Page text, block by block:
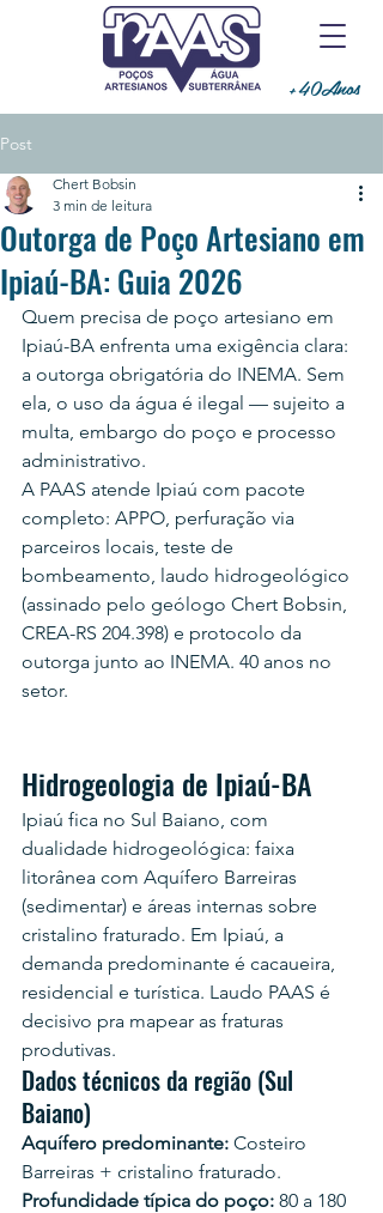
+40Anos
Post
Outorga de Poço Artesiano em
Ipiaú-BA: Guia 2026
Chert Bobsin
3 min de leitura
Quem precisa de poço artesiano em
Ipiaú-BA enfrenta uma exigência clara:
a outorga obrigatória do INEMA. Sem
ela, o uso da água é ilegal — sujeito a
multa, embargo do poço e processo
administrativo.
A PAAS atende Ipiaú com pacote
completo: APPO, perfuração via
parceiros locais, teste de
bombeamento, laudo hidrogeológico
(assinado pelo geólogo Chert Bobsin,
CREA-RS 204.398) e protocolo da
outorga junto ao INEMA. 40 anos no
setor.
Hidrogeologia de Ipiaú-BA
Ipiaú fica no Sul Baiano, com
dualidade hidrogeológica: faixa
litorânea com Aquífero Barreiras
(sedimentar) e áreas internas sobre
cristalino fraturado. Em Ipiaú, a
demanda predominante é cacaueira,
residencial e turística. Laudo PAAS é
decisivo pra mapear as fraturas
produtivas.
Dados técnicos da região (Sul
Baiano)
Aquífero predominante: Costeiro
Barreiras + cristalino fraturado.
Profundidade típica do poço: 80 a 180